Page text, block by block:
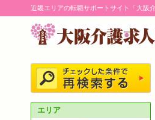
近畿エリアの転職サポートサイト「大阪
エリア